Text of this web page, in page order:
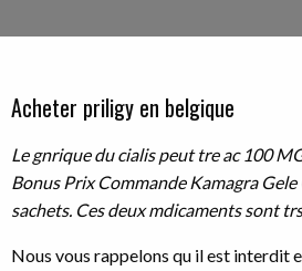
Acheter priligy en belgique
Le gnrique du cialis peut tre ac 100
Bonus Prix Commande Kamagra
sachets. Ces deux mdicaments sont
Nous vous rappelons qu il est interdit